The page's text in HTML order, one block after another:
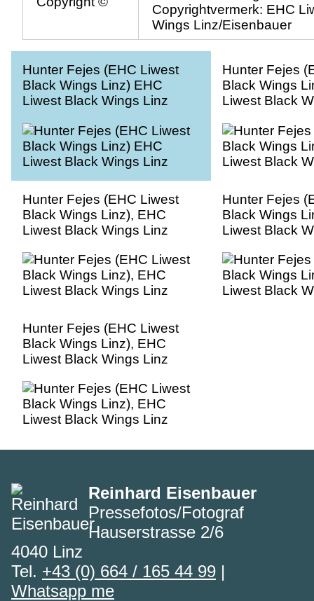
Copyrightvermerk: EHC
Wings Linz/Eisenbauer
Hunter Fejes (EHC Liwest
Black Wings Linz) EHC
Liwest Black Wings Linz
Hunter Fejes
Black Wings
Liwest Black
Hunter Fejes (EHC Liwest
Black Wings Linz), EHC
Liwest Black Wings Linz
Hunter Fejes
Black Wings
Liwest Black
Hunter Fejes (EHC Liwest
Black Wings Linz), EHC
Liwest Black Wings Linz
Reinhard Eisenbauer
Pressefotos/Fotograf
Hauserstrasse 2/6
4040 Linz
Tel. +43 (0) 664 / 165 44 99 |
Whatsapp me